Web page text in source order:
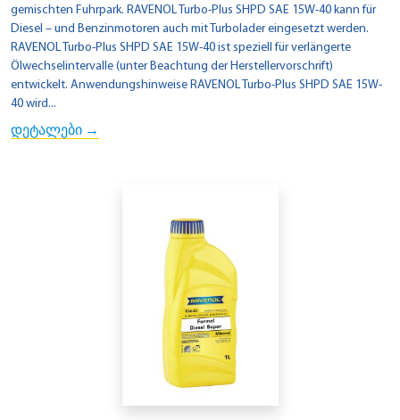
gemischten Fuhrpark. RAVENOL Turbo-Plus SHPD SAE 15W-40 kann für
Diesel – und Benzinmotoren auch mit Turbolader eingesetzt werden.
RAVENOL Turbo-Plus SHPD SAE 15W-40 ist speziell für verlängerte
Ölwechselintervalle (unter Beachtung der Herstellervorschrift)
entwickelt. Anwendungshinweise RAVENOL Turbo-Plus SHPD SAE 15W-
40 wird...
დეტალები →